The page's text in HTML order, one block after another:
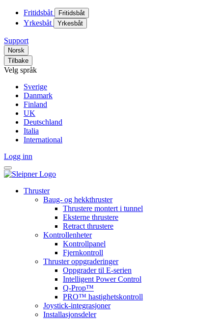
Fritidsbåt Fritidsbåt
Yrkesbåt Yrkesbåt
Support
Norsk
Tilbake
Velg språk
Sverige
Danmark
Finland
UK
Deutschland
Italia
International
Logg inn
Thruster
Baug- og hekkthruster
Thrustere montert i tunnel
Eksterne thrustere
Retract thrustere
Kontrollenheter
Kontrollpanel
Fjernkontroll
Thruster oppgraderinger
Oppgrader til E-serien
Intelligent Power Control
Q-Prop™
PRO™ hastighetskontroll
Joystick-integrasjoner
Installasjonsdeler